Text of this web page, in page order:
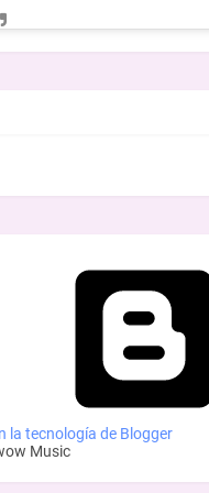
la tecnología de Blogger
Music